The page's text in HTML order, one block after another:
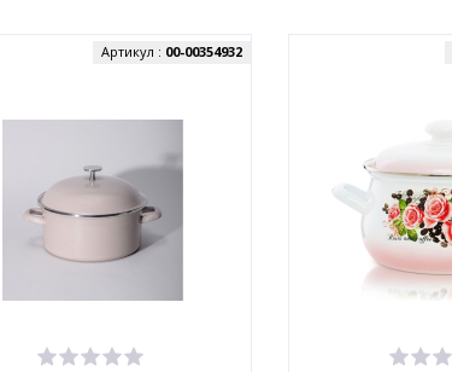
Артикул : 00-00354932